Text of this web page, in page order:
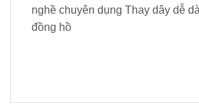
nghề chuyên dụng Thay dây dễ
đồng hồ